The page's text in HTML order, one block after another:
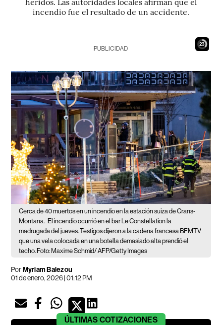
incendio fue el resultado de un accidente.
22
PUBLICIDAD
Cerca de 40 muertos en un incendio en la estación suiza de Crans-
Montana. El incendio ocurrió en el bar Le Constellation la
madrugada del jueves. Testigos dijeron a la cadena francesa BFMTV
que una vela colocada en una botella demasiado alta prendió el
techo. Foto: Maxime Schmid/ AFP/Getty Images
PorMyriam Balezou
01 de enero, 2026 | 01:12 PM
ÚLTIMAS COTIZACIONES